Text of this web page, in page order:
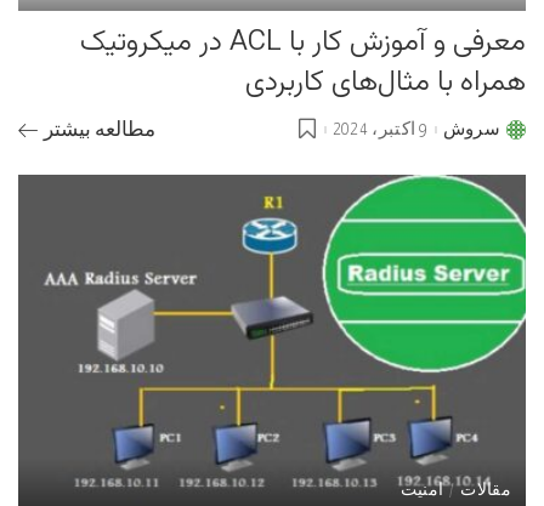
معرفی و آموزش کار با ACL در میکروتیک
همراه با مثال‌های کاربردی
Postedسروش 9 اکتبر، 2024 مطالعه بیشتر
مقالات امنیت